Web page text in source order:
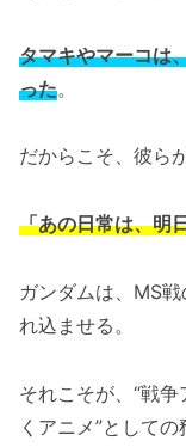
タマキやマーコは
った。
だからこそ、彼ら
「あの日常は、明
ガンダムは、MS
れ込ませる。
それこそが、“戦
くアニメ”としての